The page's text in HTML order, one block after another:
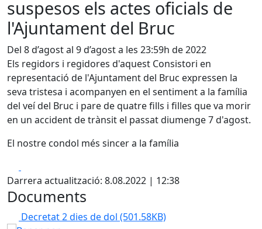
suspesos els actes oficials de
l'Ajuntament del Bruc
Del 8 d’agost al 9 d’agost a les 23:59h de 2022
Els regidors i regidores d'aquest Consistori en
representació de l'Ajuntament del Bruc expressen la
seva tristesa i acompanyen en el sentiment a la família
del veí del Bruc i pare de quatre fills i filles que va morir
en un accident de trànsit el passat diumenge 7 d'agost.
El nostre condol més sincer a la família
Darrera actualització: 8.08.2022 | 12:38
Documents
Decretat 2 dies de dol (501.58KB)